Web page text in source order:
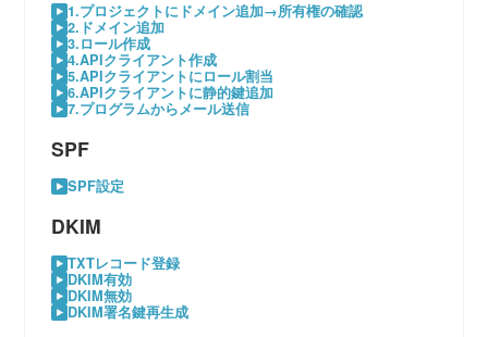
1.プロジェクトにドメイン追加→所有権の確認
2.ドメイン追加
3.ロール作成
4.APIクライアント作成
5.APIクライアントにロール割当
6.APIクライアントに静的鍵追加
7.プログラムからメール送信
SPF
SPF設定
DKIM
TXTレコード登録
DKIM有効
DKIM無効
DKIM署名鍵再生成